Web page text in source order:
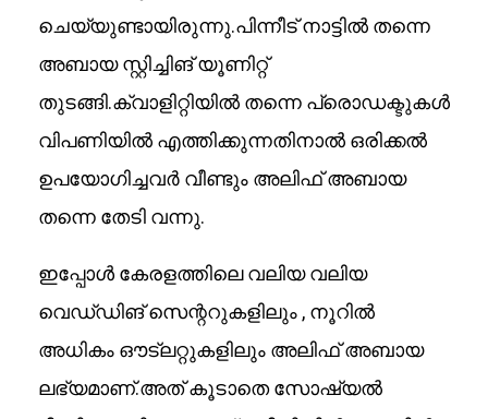
ചെയ്യുണ്ടായിരുന്നു.പിന്നീട് നാട്ടിൽ തന്നെ
അബായ സ്റ്റിച്ചിങ് യൂണിറ്റ്
തുടങ്ങി.ക്വാളിറ്റിയിൽ തന്നെ പ്രൊഡക്ടുകൾ
വിപണിയിൽ എത്തിക്കുന്നതിനാൽ ഒരിക്കൽ
ഉപയോഗിച്ചവർ വീണ്ടും അലിഫ് അബായ
തന്നെ തേടി വന്നു.
ഇപ്പോൾ കേരളത്തിലെ വലിയ വലിയ
വെഡ്‌ഡിങ് സെന്ററുകളിലും , നൂറിൽ
അധികം ഔട്ലറ്റുകളിലും അലിഫ് അബായ
ലഭ്യമാണ്.അത് കൂടാതെ സോഷ്യൽ